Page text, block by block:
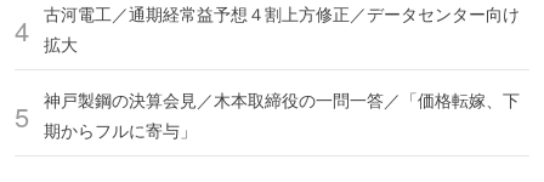
古河電工／通期経常益予想４割上方修正／データセンター向け
拡大
神戸製鋼の決算会見／木本取締役の一問一答／「価格転嫁、下
期からフルに寄与」